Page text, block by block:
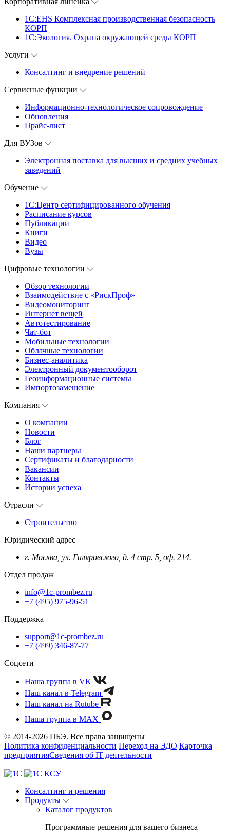
1С:EHS Комплексная производственная безопасность
КОРП
1С:Экология. Охрана окружающей среды КОРП
Услуги
Консалтинг и внедрение решений
Сервисные функции
Информационно-технологическое сопровождение
Обновления
Прайс-лист
Для ВУЗов
Электронная поставка для высших и средних учебных
заведений
Обучение
1С:Центр сертифицированного обучения
Расписание курсов
Публикации
Книги
Видео
Вузы
Цифровые технологии
Обзор технологии
Взаимодействие с «РискПроф»
Видеомониторинг
Интернет вещей
Автотестирование
Чат-бот
Мобильные технологии
Облачные технологии
Бизнес-аналитика
Электронный документооборот
Геоинформационные системы
Импортозамещение
Компания
О компании
Новости
Блог
Наши партнеры
Сертификаты и благодарности
Вакансии
Контакты
Истории успеха
Отрасли
Строительство
Юридический адрес
г. Москва, ул. Гиляровского, д. 4 стр. 5, оф. 214.
Отдел продаж
info@1c-prombez.ru
+7 (495) 975-96-51
Поддержка
support@1c-prombez.ru
+7 (499) 346-87-77
Соцсети
Наша группа в VK
Наш канал в Telegram
Наш канал на Rutube
Наша группа в MAX
© 2014-2026 ПБЭ. Все права защищены
Политика конфиденциальности Переход на ЭДО Карточка
предприятияСведения об IT деятельности
Консалтинг и решения
Продукты
Каталог продуктов
Программные решения для вашего бизнеса